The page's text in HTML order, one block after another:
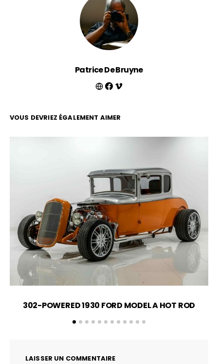
Patrice De Bruyne
VOUS DEVRIEZ ÉGALEMENT AIMER
302-POWERED 1930 FORD MODEL A HOT ROD
LAISSER UN COMMENTAIRE